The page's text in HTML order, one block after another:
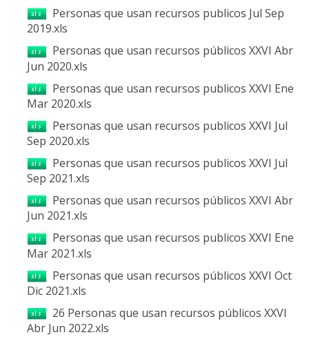
Personas que usan recursos publicos Jul Sep
2019.xls
Personas que usan recursos públicos XXVI Abr
Jun 2020.xls
Personas que usan recursos publicos XXVI Ene
Mar 2020.xls
Personas que usan recursos publicos XXVI Jul
Sep 2020.xls
Personas que usan recursos publicos XXVI Jul
Sep 2021.xls
Personas que usan recursos públicos XXVI Abr
Jun 2021.xls
Personas que usan recursos publicos XXVI Ene
Mar 2021.xls
Personas que usan recursos públicos XXVI Oct
Dic 2021.xls
26 Personas que usan recursos públicos XXVI
Abr Jun 2022.xls